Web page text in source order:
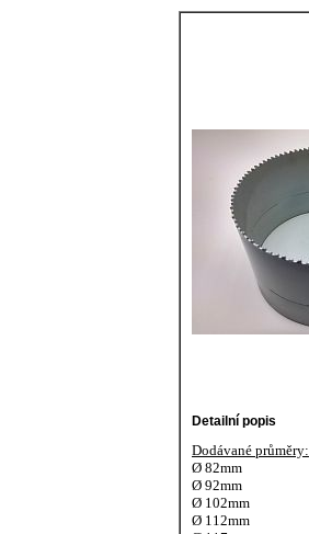
Detailní popis
Dodávané průměry:
Ø 82mm
Ø 92mm
Ø 102mm
Ø 112mm